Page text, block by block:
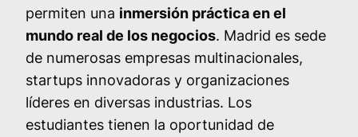
permiten una inmersión práctica en el
mundo real de los negocios. Madrid es sede
de numerosas empresas multinacionales,
startups innovadoras y organizaciones
líderes en diversas industrias. Los
estudiantes tienen la oportunidad de